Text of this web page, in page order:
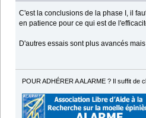
C'est la conclusions de la phase I, il
en patience pour ce qui est de
D'autres essais sont plus avancés
POUR ADHÉRER A ALARME ? Il suffit de